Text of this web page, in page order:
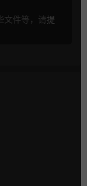
件等，请提